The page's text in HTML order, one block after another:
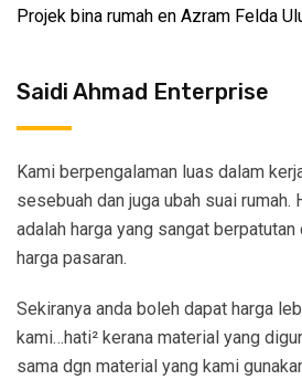
Projek bina rumah en Azram Felda
Saidi Ahmad Enterprise
Kami berpengalaman luas dalam
sesebuah dan juga ubah suai rumah.
adalah harga yang sangat
harga pasaran.
Sekiranya anda boleh dapat harga
kami…hati² kerana material yang
sama dgn material yang kami